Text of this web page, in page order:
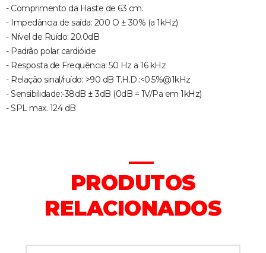
- Comprimento da Haste de 63 cm.
- Impedância de saída: 200 O ± 30% (a 1kHz)
- Nível de Ruído: 20.0dB
- Padrão polar cardióide
- Resposta de Frequência: 50 Hz a 16 kHz
- Relação sinal/ruído: >90 dB T.H.D.:<0.5%@1kHz
- Sensibilidade:-38dB ± 3dB (0dB = 1V/Pa em 1kHz)
- SPL max. 124 dB
PRODUTOS
RELACIONADOS